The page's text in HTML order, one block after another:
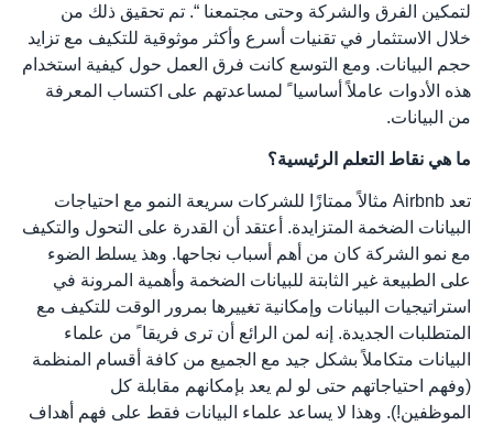
لتمكين الفرق والشركة وحتى مجتمعنا “. تم تحقيق ذلك من
خلال الاستثمار في تقنيات أسرع وأكثر موثوقية للتكيف مع تزايد
حجم البيانات. ومع التوسع كانت فرق العمل حول كيفية استخدام
هذه الأدوات عاملاً أساسيا ً لمساعدتهم على اكتساب المعرفة
من البيانات.
ما هي نقاط التعلم الرئيسية؟
تعد Airbnb مثالاً ممتازًا للشركات سريعة النمو مع احتياجات
البيانات الضخمة المتزايدة. أعتقد أن القدرة على التحول والتكيف
مع نمو الشركة كان من أهم أسباب نجاحها. وهذ يسلط الضوء
على الطبيعة غير الثابتة للبيانات الضخمة وأهمية المرونة في
استراتيجيات البيانات وإمكانية تغييرها بمرور الوقت للتكيف مع
المتطلبات الجديدة. إنه لمن الرائع أن ترى فريقا ً من علماء
البيانات متكاملاً بشكل جيد مع الجميع من كافة أقسام المنظمة
(وفهم احتياجاتهم حتى لو لم يعد بإمكانهم مقابلة كل
الموظفين!). وهذا لا يساعد علماء البيانات فقط على فهم أهداف